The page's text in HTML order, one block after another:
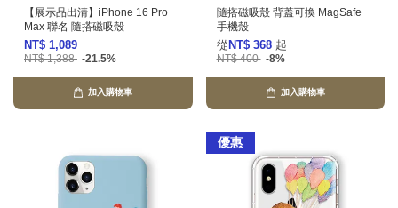
【展示品出清】iPhone 16 Pro
Max 聯名 隨搭磁吸殼
NT$ 1,089
NT$ 1,388 -21.5%
加入購物車
隨搭磁吸殼 背蓋可換 MagSafe
手機殼
從 NT$ 368 起
NT$ 400 -8%
加入購物車
優惠